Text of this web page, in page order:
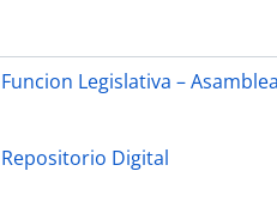
Funcion Legislativa –
Repositorio Digital